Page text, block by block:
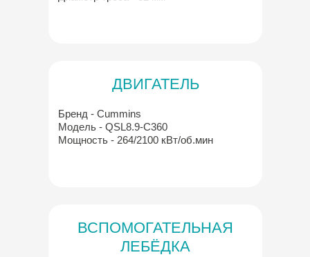
ВСПОМОГАТЕЛЬНАЯ
ЛЕБЁДКА
ДВИГАТЕЛЬ
Бренд - Cummins
Модель - QSL8.9-C360
Мощность - 264/2100 кВт/об.мин